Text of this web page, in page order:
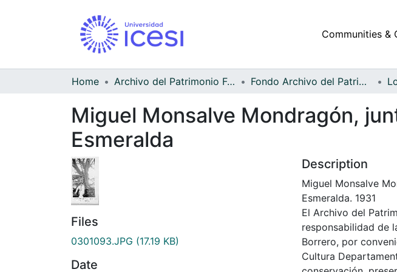
Communities &
Home Archivo del Patrimonio Fotográfico y Fílmico del Valle del Cauca Fondo Archivo del Patrimonio Fotográfico y Fílmico del Valle del Cauca
Miguel Monsalve Mondragón,
Esmeralda
Files
0301093.JPG (17.19 KB)
Date
Description
Miguel Monsalve
Esmeralda. 1931
El Archivo del
responsabilidad de
Borrero, por
Cultura